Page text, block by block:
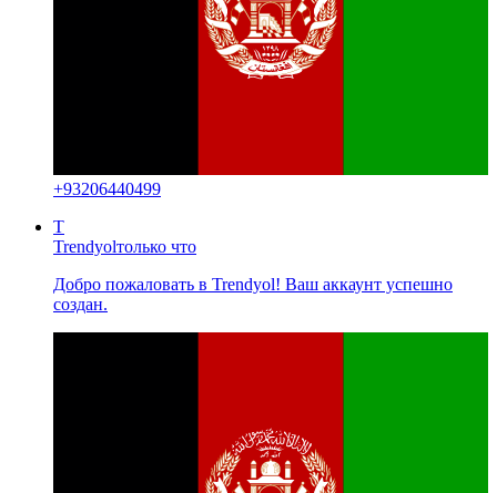
+93206440499
T
Trendyolтолько что
Добро пожаловать в Trendyol! Ваш аккаунт успешно
создан.